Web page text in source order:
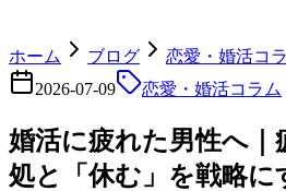
ホーム ブログ
恋愛・婚活コ
2026-07-09
恋愛・婚活コラム
婚活に疲れた男性へ｜
処と「休む」を戦略に